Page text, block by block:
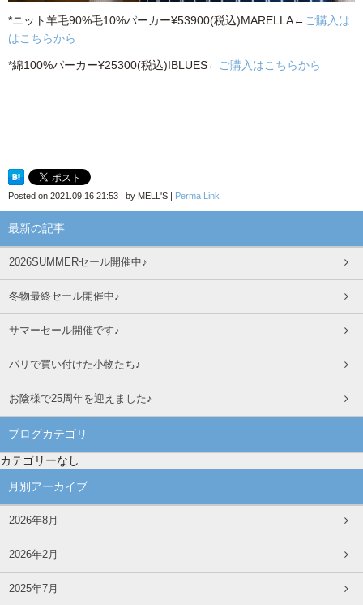
*ニット羊毛90%毛10%パーカー¥53900(税込)MARELLA← ご購入は
はこちらから
*綿100%パーカー¥25300(税込)IBLUES← ご購入はこちらから
Posted on 2021.09.16 21:53 | by MELL'S | Perma Link
最新の記事
2026SUMMERセール開催中♪
冬物最終セール開催中♪
サマーセール開催です♪
パリで買い付けた小物たち♪
お陰様で25周年を迎えました♪
ブログカテゴリ
カテゴリーなし
月別アーカイブ
2026年8月
2026年2月
2025年7月